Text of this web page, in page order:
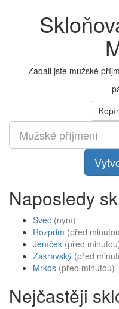
Zadali jste mužské
Naposledy
Švec (nyní)
Rozprim (před
Jeníček (před
Zákravský (před
Mrkos (před minutou)
Nejčastěji